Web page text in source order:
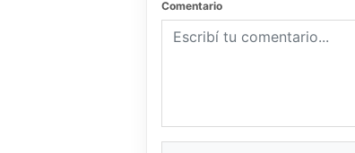
Comentario